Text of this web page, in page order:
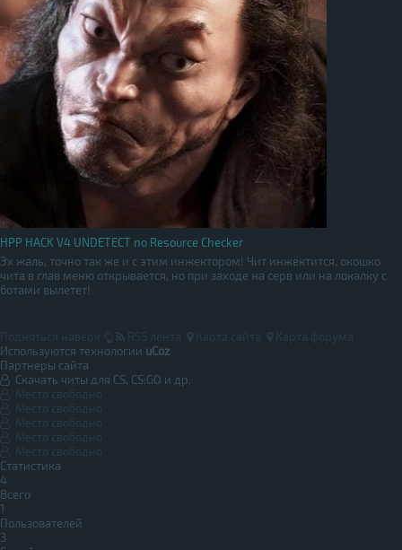
HPP HACK V4 UNDETECT no Resource Checker
Эх жаль, точно так же и с этим инжектором! Чит инжектится, окошко
чита в глав меню открывается, но при заходе на серв или на локалку с
ботами вылетет!
Используются технологии uCoz
Партнеры сайта
Скачать читы для CS, CS:GO и др.
Статистика
4
Всего
1
Пользователей
3